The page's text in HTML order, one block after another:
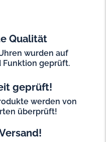
Qualität
wurden auf
Funktion geprüft.
geprüft!
werden von
überprüft!